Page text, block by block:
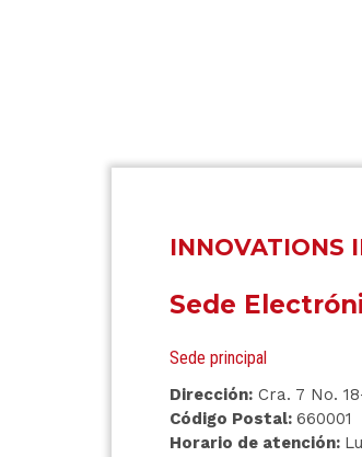
INNOVATIONS
Sede
Sede principal
Dirección:Cra. 7 No.
Código Postal: 660001
Horario de atención: